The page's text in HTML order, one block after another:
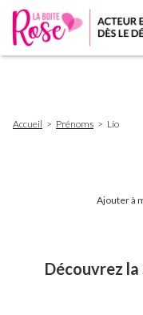
d'Ariane
Accueil Prénoms Lío
Ajouter à
Découvrez